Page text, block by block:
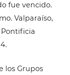
fue vencido.
Valparaíso,
Pontificia
los Grupos